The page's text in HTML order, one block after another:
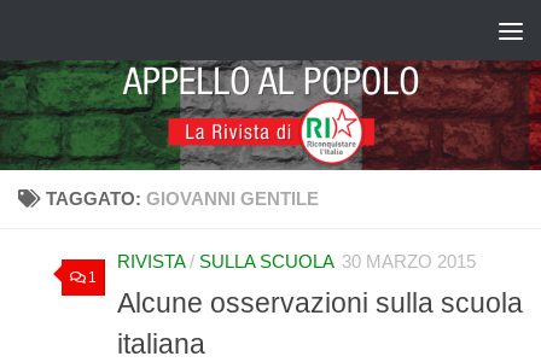
TAGGATO: GIOVANNI GENTILE
1
RIVISTA/ SULLA SCUOLA 30 MARZO 2015
Alcune osservazioni sulla scuola
italiana